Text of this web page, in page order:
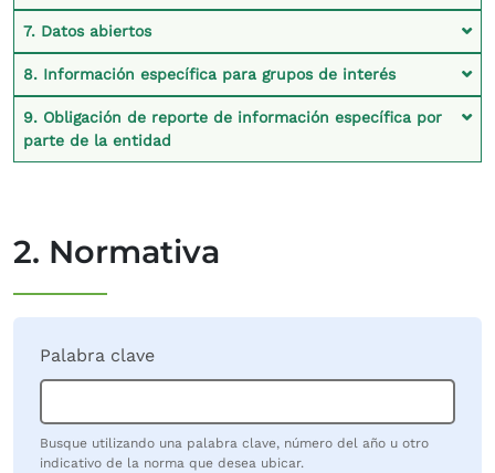
7. Datos abiertos
8. Información específica para grupos de interés
9. Obligación de reporte de información específica por
parte de la entidad
2. Normativa
Palabra clave
Busque utilizando una palabra clave, número del año u otro
indicativo de la norma que desea ubicar.